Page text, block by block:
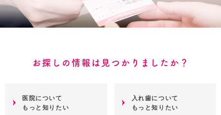
お探しの情報は見つかりましたか？
医院について
もっと知りたい
入れ歯について
もっと知りたい